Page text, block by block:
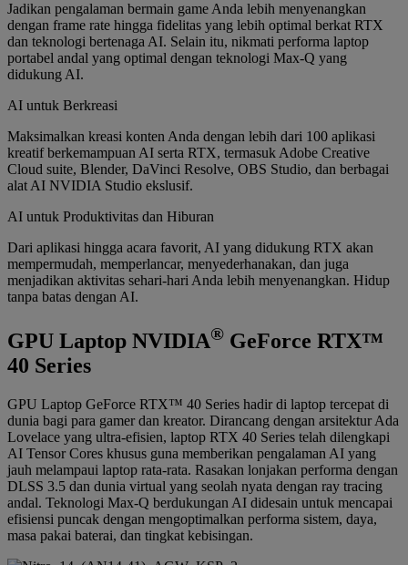
Jadikan pengalaman bermain game Anda lebih menyenangkan
dengan frame rate hingga fidelitas yang lebih optimal berkat RTX
dan teknologi bertenaga AI. Selain itu, nikmati performa laptop
portabel andal yang optimal dengan teknologi Max-Q yang
didukung AI.
AI untuk Berkreasi
Maksimalkan kreasi konten Anda dengan lebih dari 100 aplikasi
kreatif berkemampuan AI serta RTX, termasuk Adobe Creative
Cloud suite, Blender, DaVinci Resolve, OBS Studio, dan berbagai
alat AI NVIDIA Studio ekslusif.
AI untuk Produktivitas dan Hiburan
Dari aplikasi hingga acara favorit, AI yang didukung RTX akan
mempermudah, memperlancar, menyederhanakan, dan juga
menjadikan aktivitas sehari-hari Anda lebih menyenangkan. Hidup
tanpa batas dengan AI.
GPU Laptop NVIDIA® GeForce RTX™
40 Series
GPU Laptop GeForce RTX™ 40 Series hadir di laptop tercepat di
dunia bagi para gamer dan kreator. Dirancang dengan arsitektur Ada
Lovelace yang ultra-efisien, laptop RTX 40 Series telah dilengkapi
AI Tensor Cores khusus guna memberikan pengalaman AI yang
jauh melampaui laptop rata-rata. Rasakan lonjakan performa dengan
DLSS 3.5 dan dunia virtual yang seolah nyata dengan ray tracing
andal. Teknologi Max-Q berdukungan AI didesain untuk mencapai
efisiensi puncak dengan mengoptimalkan performa sistem, daya,
masa pakai baterai, dan tingkat kebisingan.